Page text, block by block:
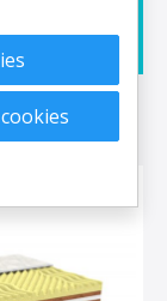
1+1 hortenzia